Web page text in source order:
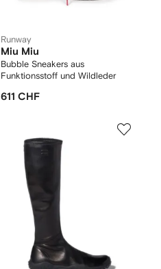
Runway
Miu Miu
Bubble Sneakers aus
Funktionsstoff und Wildleder
611 CHF